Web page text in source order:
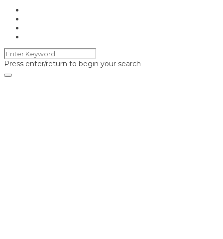
Press enter/return to begin your search